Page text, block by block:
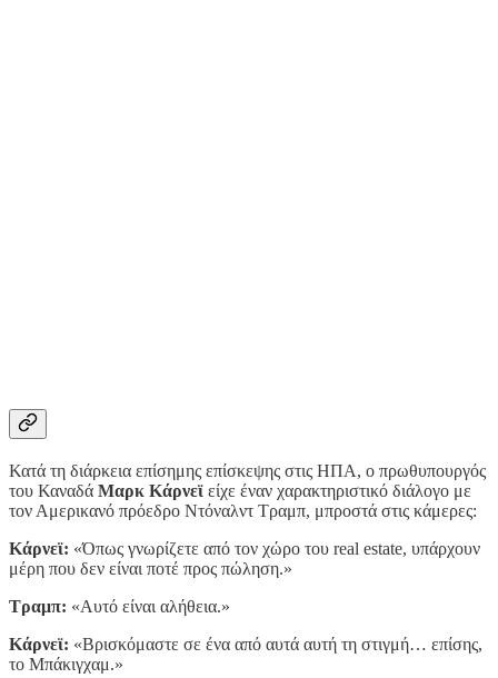
Κατά τη διάρκεια επίσημης επίσκεψης στις ΗΠΑ, ο πρωθυπουργός
του Καναδά Μαρκ Κάρνεϊ είχε έναν χαρακτηριστικό διάλογο με
τον Αμερικανό πρόεδρο Ντόναλντ Τραμπ, μπροστά στις κάμερες:
Κάρνεϊ: «Όπως γνωρίζετε από τον χώρο του real estate, υπάρχουν
μέρη που δεν είναι ποτέ προς πώληση.»
Τραμπ: «Αυτό είναι αλήθεια.»
Κάρνεϊ: «Βρισκόμαστε σε ένα από αυτά αυτή τη στιγμή… επίσης,
το Μπάκιγχαμ.»